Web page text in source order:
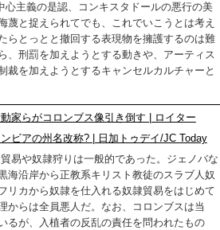
心主義の是認、コンキスタドールの悪行の美
蔑と捉えられてでも、これでいこうとは考え
らとっとと撤回する表現物を擁護するのは難
、刑罰を加えようとする動きや、アーティス
裁を加えようとするキャンセルカルチャーと
家らがコロンブス像引き倒す | ロイター
ビアの州名改称? | 日加トゥデイ/JC Today
易や奴隷狩りは一般的であった。ジェノバな
海沿岸から正教系キリスト教徒のスラブ人奴
リカから奴隷を仕入れる奴隷貿易をはじめて
からは全員悪人だ。なお、コロンブスは当
るが、入植者の反乱の責任を問われたもの